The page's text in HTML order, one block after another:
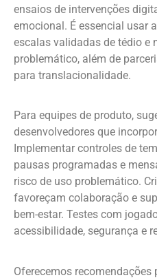
ensaios de intervenções
emocional. É essencial usar
escalas validadas de tédio e
problemático, além de
para translacionalidade.
Para equipes de produto,
desenvolvedores que
Implementar controles de
pausas programadas e
risco de uso problemático.
favoreçam colaboração e
bem-estar. Testes com
acessibilidade, segurança e
Oferecemos